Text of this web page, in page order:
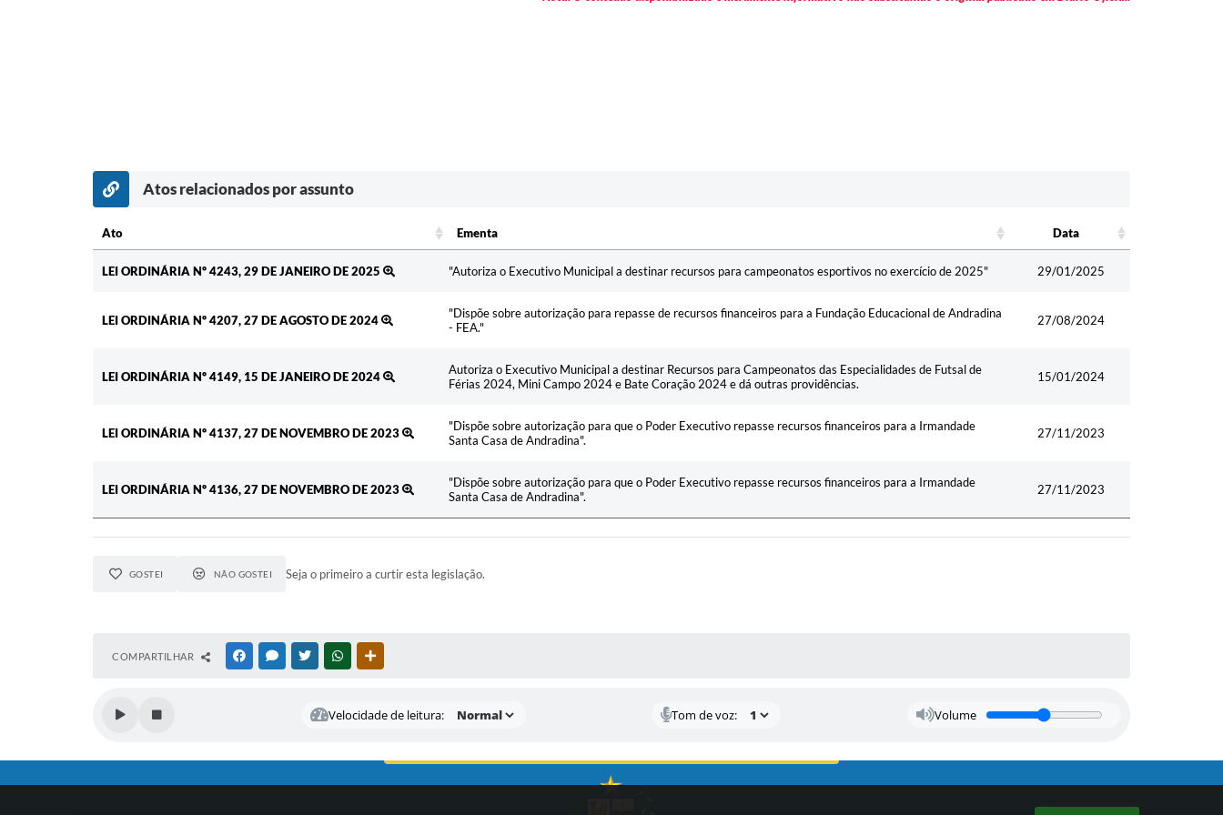
Atos relacionados por assunto
Ato Ementa
Data
LEI ORDINÁRIA Nº 4243, 29 DE JANEIRO DE 2025
"Autoriza o Executivo Municipal a destinar recursos para campeonatos esportivos no exercício de 2025" 29/01/2025
LEI ORDINÁRIA Nº 4207, 27 DE AGOSTO DE 2024
"Dispõe sobre autorização para repasse de recursos financeiros para a Fundação Educacional de Andradina
- FEA."
27/08/2024
LEI ORDINÁRIA Nº 4149, 15 DE JANEIRO DE 2024
Autoriza o Executivo Municipal a destinar Recursos para Campeonatos das Especialidades de Futsal de
Férias 2024, Mini Campo 2024 e Bate Coração 2024 e dá outras providências.
15/01/2024
LEI ORDINÁRIA Nº 4137, 27 DE NOVEMBRO DE 2023
"Dispõe sobre autorização para que o Poder Executivo repasse recursos financeiros para a Irmandade
Santa Casa de Andradina".
27/11/2023
LEI ORDINÁRIA Nº 4136, 27 DE NOVEMBRO DE 2023
"Dispõe sobre autorização para que o Poder Executivo repasse recursos financeiros para a Irmandade
Santa Casa de Andradina".
27/11/2023
GOSTEI NÃO GOSTEI Seja o primeiro a curtir esta legislação.
COMPARTILHAR FACEBOOKMESSENGER
TWITTERWHATSAPP
Velocidade de leitura: Tom de voz: Volume